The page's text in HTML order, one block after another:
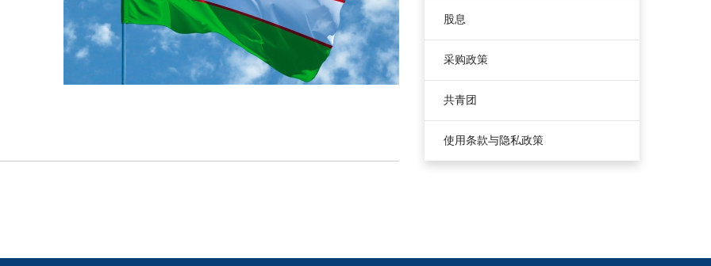
股息
采购政策
共青团
使用条款与隐私政策